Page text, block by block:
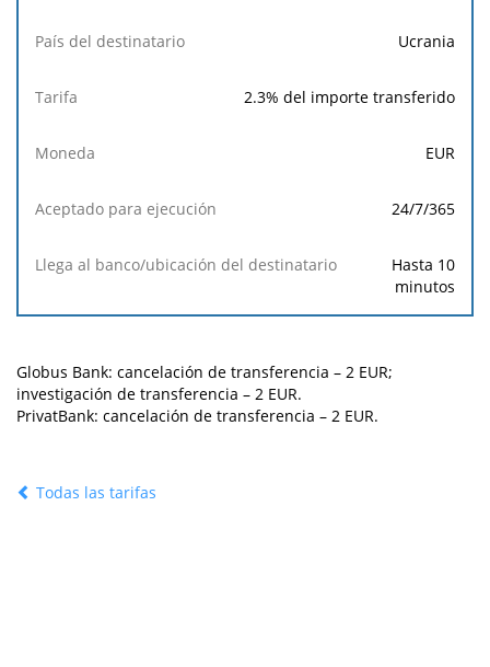
Ucrania
2.3% del importe transferido
EUR
24/7/365
Hasta 10
minutos
Globus Bank: cancelación de transferencia – 2 EUR;
investigación de transferencia – 2 EUR.
PrivatBank: cancelación de transferencia – 2 EUR.
Todas las tarifas